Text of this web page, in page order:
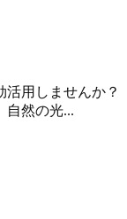
用しませんか？
自然の光...